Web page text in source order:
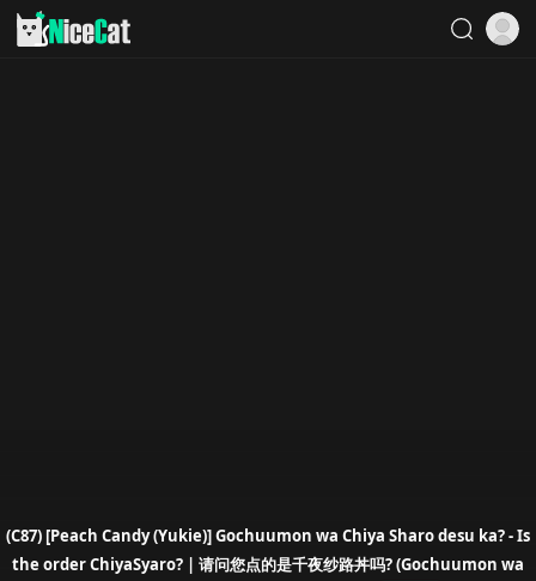
(C87) [Peach Candy (Yukie)] Gochuumon wa Chiya Sharo desu ka? - Is
the order ChiyaSyaro? | 请问您点的是千夜纱路丼吗? (Gochuumon wa